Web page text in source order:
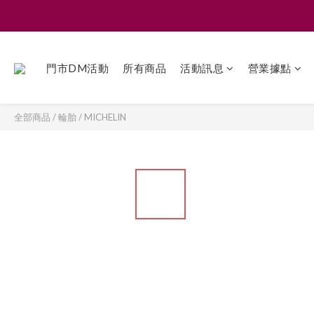
門市DM活動 所有商品 活動訊息 營業據點
全部商品 /輪胎/ MICHELIN